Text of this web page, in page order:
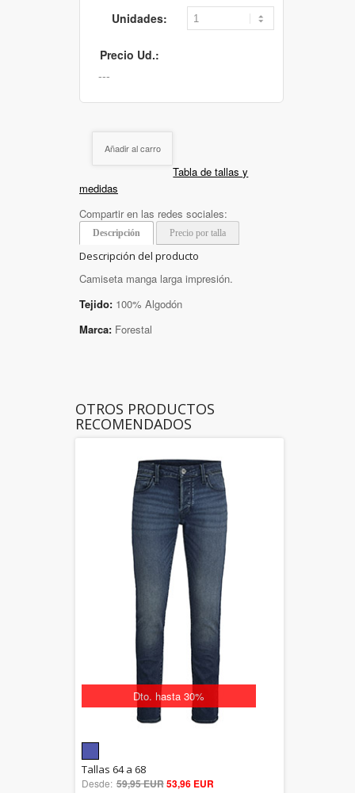
Unidades:
Precio Ud.:
Añadir al carro
Tabla de tallas y
medidas
Compartir en las redes sociales:
Descripción Precio por talla
Descripción del producto
Camiseta manga larga impresión.
Tejido: 100% Algodón
Marca: Forestal
OTROS PRODUCTOS
RECOMENDADOS
Dto. hasta 30%
out of 5
Tallas 64 a 68
Desde: 59,95 EUR53,96 EUR